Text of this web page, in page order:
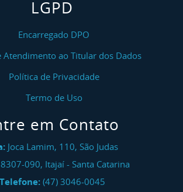
LGPD
Encarregado DPO
Atendimento ao Titular dos Dados
Política de Privacidade
Termo de Uso
em Contato
Joca Lamim, 110, São Judas
090, Itajaí- Santa Catarina
Telefone: (47) 3046-0045